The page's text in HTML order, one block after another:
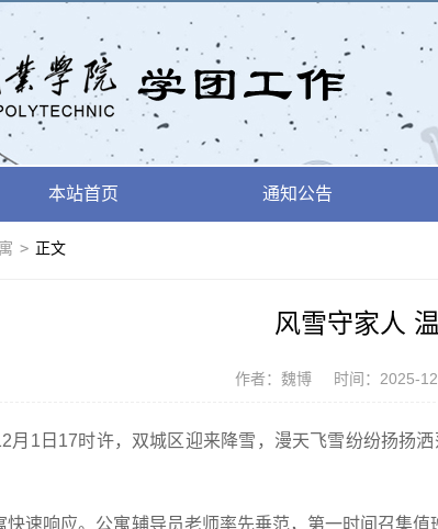
本站首页 通知公告
> 正文
风雪守家人
作者：魏博 时间：2025-
月1日17时许，双城区迎来降雪，漫天飞雪纷纷扬扬
快速响应。公寓辅导员老师率先垂范，第一时间召集